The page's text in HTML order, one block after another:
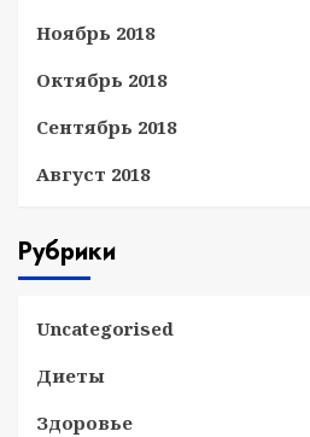
Ноябрь 2018
Октябрь 2018
Сентябрь 2018
Август 2018
Рубрики
Uncategorised
Диеты
Здоровье